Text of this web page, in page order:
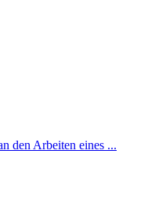
den Arbeiten eines ...